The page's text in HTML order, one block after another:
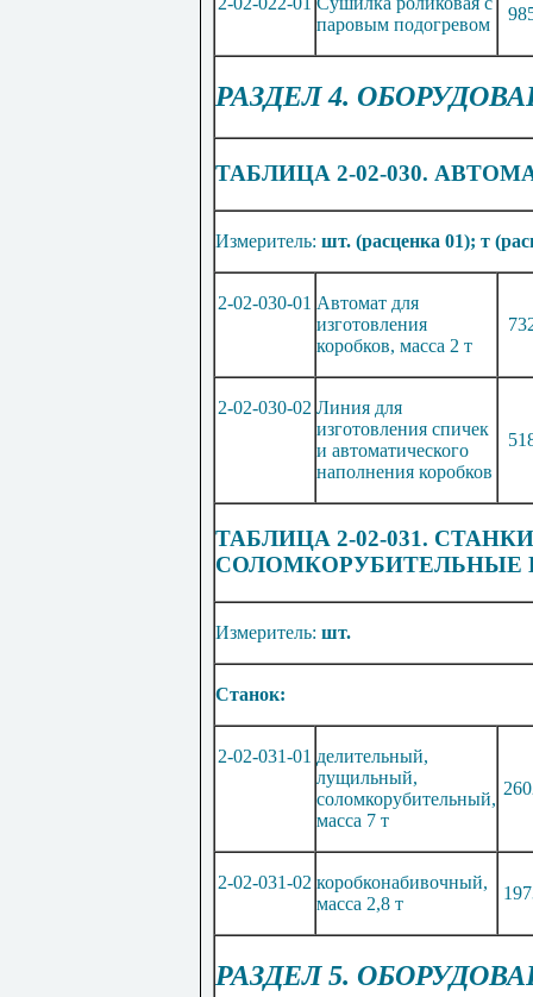
паровым подогревом
РАЗДЕЛ 4.
ТАБЛИЦА 2-02-030.
Измеритель: шт. (расценка 01); т
2-02-030-01 Автомат для
изготовления
коробков, масса 2 т
2-02-030-02 Линия для
изготовления спичек
и автоматического
наполнения коробков
ТАБЛИЦА 2-02-031.
СОЛОМКОРУБИТЕЛЬНЫЕ
Измеритель: шт.
Станок:
2-02-031-01 делительный,
лущильный,
соломкорубительный,
масса 7 т
2-02-031-02 коробконабивочный,
масса 2,8 т
РАЗДЕЛ 5.